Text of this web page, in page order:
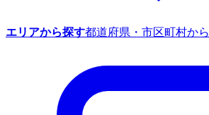
エリアから探す都道府県・市区町村から